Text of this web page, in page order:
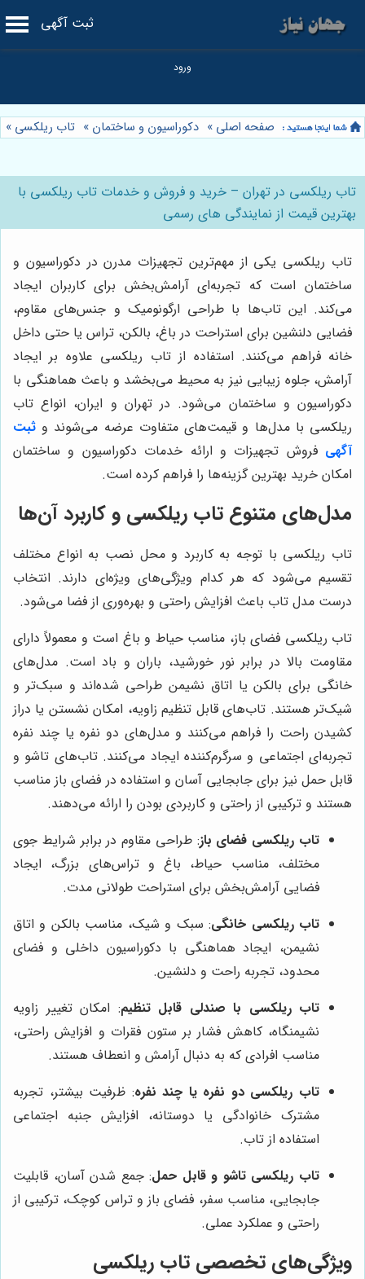
ثبت آگهی
صفحه اصلی » دکوراسیون و ساختمان » تاب ریلکسی »
تاب ریلکسی در تهران – خرید و فروش و خدمات تاب ریلکسی با
بهترین قیمت از نمایندگی های رسمی
تاب ریلکسی یکی از مهم‌ترین تجهیزات مدرن در دکوراسیون و
ساختمان است که تجربه‌ای آرامش‌بخش برای کاربران ایجاد
می‌کند. این تاب‌ها با طراحی ارگونومیک و جنس‌های مقاوم،
فضایی دلنشین برای استراحت در باغ، بالکن، تراس یا حتی داخل
خانه فراهم می‌کنند. استفاده از تاب ریلکسی علاوه بر ایجاد
آرامش، جلوه زیبایی نیز به محیط می‌بخشد و باعث هماهنگی با
دکوراسیون و ساختمان می‌شود. در تهران و ایران، انواع تاب
ریلکسی با مدل‌ها و قیمت‌های متفاوت عرضه می‌شوند و ثبت
آگهی فروش تجهیزات و ارائه خدمات دکوراسیون و ساختمان
امکان خرید بهترین گزینه‌ها را فراهم کرده است.
مدل‌های متنوع تاب ریلکسی و کاربرد آن‌ها
تاب ریلکسی با توجه به کاربرد و محل نصب به انواع مختلف
تقسیم می‌شود که هر کدام ویژگی‌های ویژه‌ای دارند. انتخاب
درست مدل تاب باعث افزایش راحتی و بهره‌وری از فضا می‌شود.
تاب ریلکسی فضای باز، مناسب حیاط و باغ است و معمولاً دارای
مقاومت بالا در برابر نور خورشید، باران و باد است. مدل‌های
خانگی برای بالکن یا اتاق نشیمن طراحی شده‌اند و سبک‌تر و
شیک‌تر هستند. تاب‌های قابل تنظیم زاویه، امکان نشستن یا دراز
کشیدن راحت را فراهم می‌کنند و مدل‌های دو نفره یا چند نفره
تجربه‌ای اجتماعی و سرگرم‌کننده ایجاد می‌کنند. تاب‌های تاشو و
قابل حمل نیز برای جابجایی آسان و استفاده در فضای باز مناسب
هستند و ترکیبی از راحتی و کاربردی بودن را ارائه می‌دهند.
تاب ریلکسی فضای باز: طراحی مقاوم در برابر شرایط جوی
مختلف، مناسب حیاط، باغ و تراس‌های بزرگ، ایجاد
فضایی آرامش‌بخش برای استراحت طولانی مدت.
تاب ریلکسی خانگی: سبک و شیک، مناسب بالکن و اتاق
نشیمن، ایجاد هماهنگی با دکوراسیون داخلی و فضای
محدود، تجربه راحت و دلنشین.
تاب ریلکسی با صندلی قابل تنظیم: امکان تغییر زاویه
نشیمنگاه، کاهش فشار بر ستون فقرات و افزایش راحتی،
مناسب افرادی که به دنبال آرامش و انعطاف هستند.
تاب ریلکسی دو نفره یا چند نفره: ظرفیت بیشتر، تجربه
مشترک خانوادگی یا دوستانه، افزایش جنبه اجتماعی
استفاده از تاب.
تاب ریلکسی تاشو و قابل حمل: جمع شدن آسان، قابلیت
جابجایی، مناسب سفر، فضای باز و تراس کوچک، ترکیبی از
راحتی و عملکرد عملی.
ویژگی‌های تخصصی تاب ریلکسی